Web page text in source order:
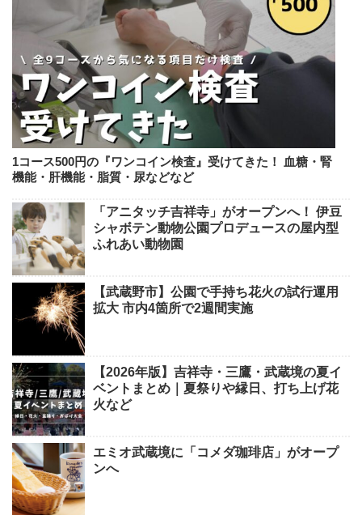
1コース500円の『ワンコイン検査』受けてきた！ 血糖・腎
機能・肝機能・脂質・尿などなど
「アニタッチ吉祥寺」がオープンへ！ 伊豆
シャボテン動物公園プロデュースの屋内型
ふれあい動物園
【武蔵野市】公園で手持ち花火の試行運用
拡大 市内4箇所で2週間実施
【2026年版】吉祥寺・三鷹・武蔵境の夏イ
ベントまとめ｜夏祭りや縁日、打ち上げ花
火など
エミオ武蔵境に「コメダ珈琲店」がオープ
ンへ